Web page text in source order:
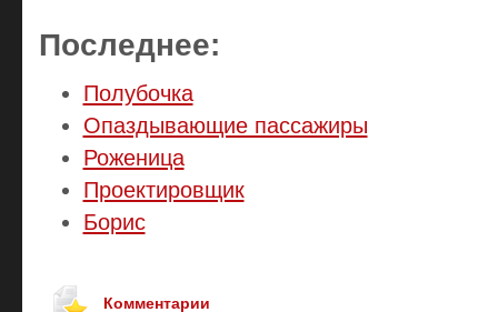
Последнее:
Полубочка
Опаздывающие пассажиры
Роженица
Проектировщик
Борис
Комментарии